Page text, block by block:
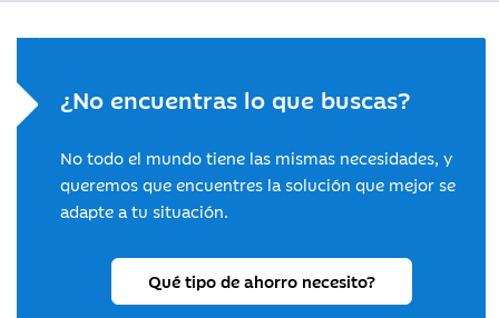
¿No encuentras lo que buscas?
No todo el mundo tiene las mismas necesidades, y
queremos que encuentres la solución que mejor se
adapte a tu situación.
Qué tipo de ahorro necesito?